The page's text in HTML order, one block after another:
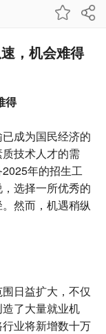
，机会难得
得
成为国民经济的
技术人才的需
年的招生工
选择一所优秀的
然而，机遇稍纵
日益扩大，不仅
了大量就业机
业将新增数十万